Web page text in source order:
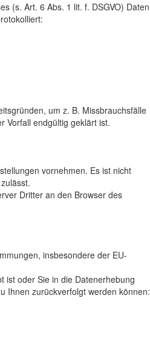
(s. Art. 6 Abs. 1 lit. f. DSGVO) Daten
um z. B. Missbrauchsfälle
Vorfall endgültig geklärt ist.
vornehmen. Es ist nicht
Dritter an den Browser des
insbesondere der EU-
ist oder Sie in die Datenerhebung
Ihnen zurückverfolgt werden können: